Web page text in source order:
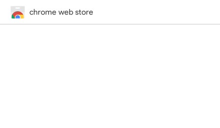
chrome web store